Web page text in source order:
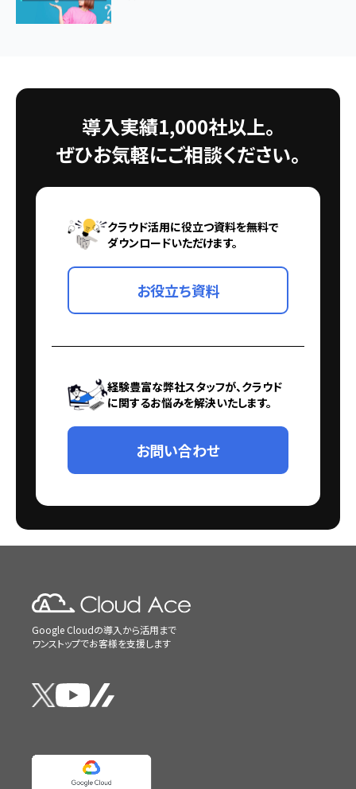
導入実績1,000社以上。
ぜひお気軽にご相談ください。
クラウド活用に役立つ資料を無料で
ダウンロードいただけます。
お役立ち資料
経験豊富な弊社スタッフが、クラウド
に関するお悩みを解決いたします。
お問い合わせ
Google Cloudの導入から活用まで
ワンストップでお客様を支援します